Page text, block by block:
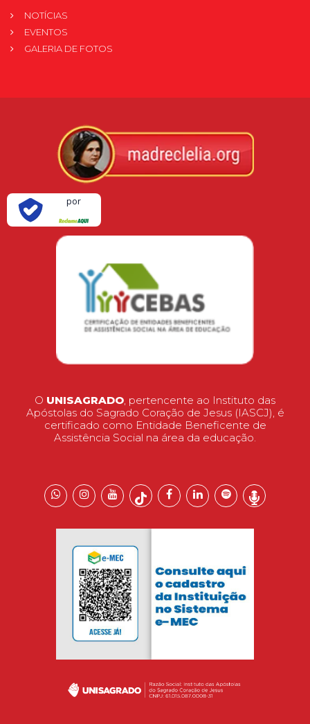
NOTÍCIAS
EVENTOS
GALERIA DE FOTOS
por
O UNISAGRADO, pertencente ao Instituto das
Apóstolas do Sagrado Coração de Jesus (IASCJ), é
certificado como Entidade Beneficente de
Assistência Social na área da educação.